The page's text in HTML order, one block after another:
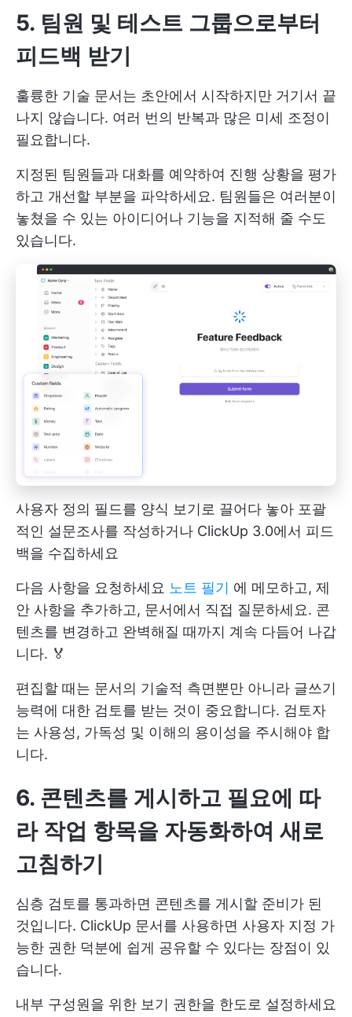
5. 팀원 및 테스트 그룹으로부터
피드백 받기
훌륭한 기술 문서는 초안에서 시작하지만 거기서 끝
나지 않습니다. 여러 번의 반복과 많은 미세 조정이
필요합니다.
지정된 팀원들과 대화를 예약하여 진행 상황을 평가
하고 개선할 부분을 파악하세요. 팀원들은 여러분이
놓쳤을 수 있는 아이디어나 기능을 지적해 줄 수도
있습니다.
사용자 정의 필드를 양식 보기로 끌어다 놓아 포괄
적인 설문조사를 작성하거나 ClickUp 3.0에서 피드
백을 수집하세요
다음 사항을 요청하세요 노트 필기 에 메모하고, 제
안 사항을 추가하고, 문서에서 직접 질문하세요. 콘
텐츠를 변경하고 완벽해질 때까지 계속 다듬어 나갑
니다. 🏅
편집할 때는 문서의 기술적 측면뿐만 아니라 글쓰기
능력에 대한 검토를 받는 것이 중요합니다. 검토자
는 사용성, 가독성 및 이해의 용이성을 주시해야 합
니다.
6. 콘텐츠를 게시하고 필요에 따
라 작업 항목을 자동화하여 새로
고침하기
심층 검토를 통과하면 콘텐츠를 게시할 준비가 된
것입니다. ClickUp 문서를 사용하면 사용자 지정 가
능한 권한 덕분에 쉽게 공유할 수 있다는 장점이 있
습니다.
내부 구성원을 위한 보기 권한을 한도로 설정하세요